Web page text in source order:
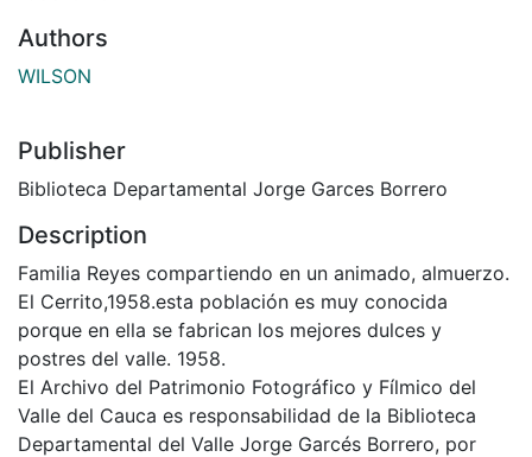
Authors
WILSON
Publisher
Biblioteca Departamental Jorge Garces Borrero
Description
Familia Reyes compartiendo en un animado, almuerzo.
El Cerrito,1958.esta población es muy conocida
porque en ella se fabrican los mejores dulces y
postres del valle. 1958.
El Archivo del Patrimonio Fotográfico y Fílmico del
Valle del Cauca es responsabilidad de la Biblioteca
Departamental del Valle Jorge Garcés Borrero, por